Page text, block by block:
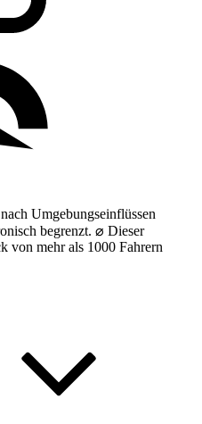
Umgebungseinflüssen
begrenzt. ⌀ Dieser
von mehr als 1000 Fahrern